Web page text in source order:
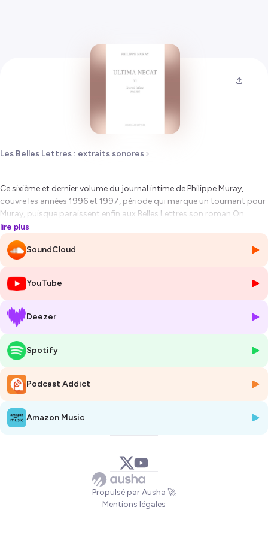
Les Belles Lettres : extraits sonores
Ce sixième et dernier volume du journal intime de Philippe Muray,
couvre les années 1996 et 1997, période qui marque un tournant pour
Muray, puisque paraissent enfin aux Belles Lettres son roman On
ferme, ainsi que les deux premiers volumes de ses Exorcismes
spirituels. Par la suite, de son propre aveu – « le coeur n’y est plus »,
écrit-il en 1998 –, le Journal cessera d’occuper une place centrale et se
réduira à des notes « pour mémoire », désormais sans projet littéraire.
Hébergé par Ausha. Visitez
pour plus d'informations.
lire plus
SoundCloud
YouTube
Deezer
Spotify
Podcast Addict
Amazon Music
Propulsé par Ausha 🚀
Mentions légales